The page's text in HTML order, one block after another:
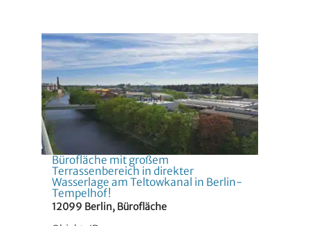
Bürofläche mit großem
Terrassenbereich in direkter
Wasserlage am Teltowkanal in Berlin-
Tempelhof!
12099 Berlin, Bürofläche